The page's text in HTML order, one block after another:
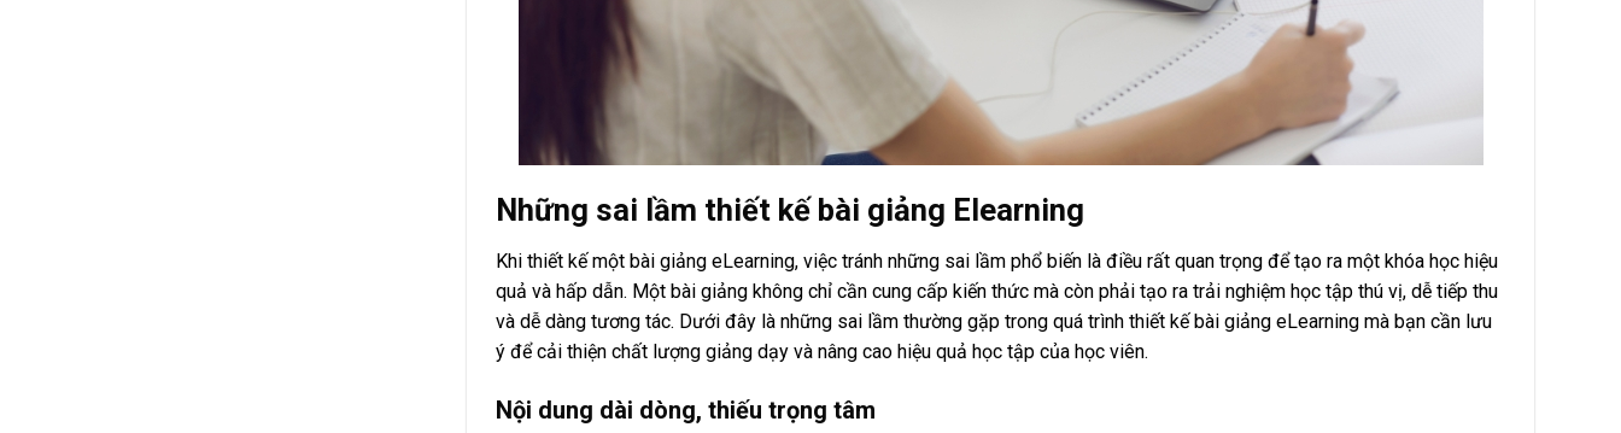
Những sai lầm thiết kế bài giảng Elearning
Khi thiết kế một bài giảng eLearning, việc tránh những sai lầm phổ biến là điều rất quan trọng để tạo ra một khóa học hiệu
quả và hấp dẫn. Một bài giảng không chỉ cần cung cấp kiến thức mà còn phải tạo ra trải nghiệm học tập thú vị, dễ tiếp thu
và dễ dàng tương tác. Dưới đây là những sai lầm thường gặp trong quá trình thiết kế bài giảng eLearning mà bạn cần lưu
ý để cải thiện chất lượng giảng dạy và nâng cao hiệu quả học tập của học viên.
Nội dung dài dòng, thiếu trọng tâm